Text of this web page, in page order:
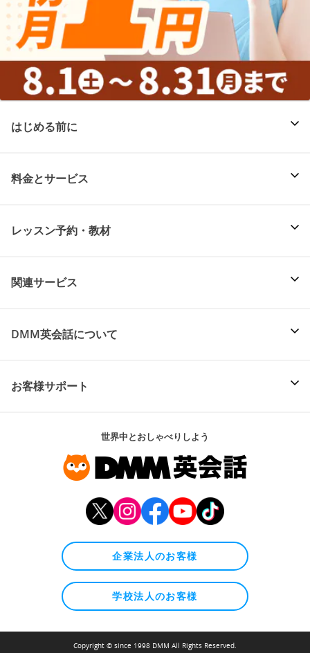
はじめる前に
料金とサービス
レッスン予約・教材
関連サービス
DMM英会話について
お客様サポート
世界中とおしゃべりしよう
企業法人のお客様
学校法人のお客様
Copyright © since 1998 DMM All Rights Reserved.